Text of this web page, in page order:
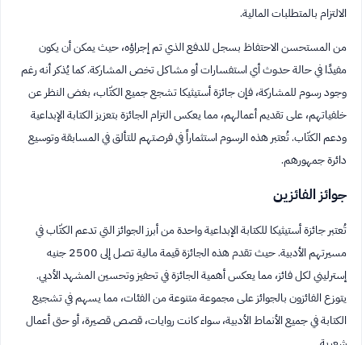
الالتزام بالمتطلبات المالية.
من المستحسن الاحتفاظ بسجل للدفع الذي تم إجراؤه، حيث يمكن أن يكون
مفيدًا في حالة حدوث أي استفسارات أو مشاكل تخص المشاركة. كما يُذكر أنه رغم
وجود رسوم للمشاركة، فإن جائزة أستيثيكا تشجع جميع الكتّاب، بغض النظر عن
خلفياتهم، على تقديم أعمالهم، مما يعكس التزام الجائزة بتعزيز الكتابة الإبداعية
ودعم الكتّاب. تُعتبر هذه الرسوم استثماراً في فرصتهم للتألق في المسابقة وتوسيع
دائرة جمهورهم.
جوائز الفائزين
تُعتبر جائزة أستيثيكا للكتابة الإبداعية واحدة من أبرز الجوائز التي تدعم الكتّاب في
مسيرتهم الأدبية. حيث تقدم هذه الجائزة قيمة مالية تصل إلى 2500 جنيه
إسترليني لكل فائز، مما يعكس أهمية الجائزة في تحفيز وتحسين المشهد الأدبي.
يتوزع الفائزون بالجوائز على مجموعة متنوعة من الفئات، مما يسهم في تشجيع
الكتابة في جميع الأنماط الأدبية، سواء كانت روايات، قصص قصيرة، أو حتى أعمال